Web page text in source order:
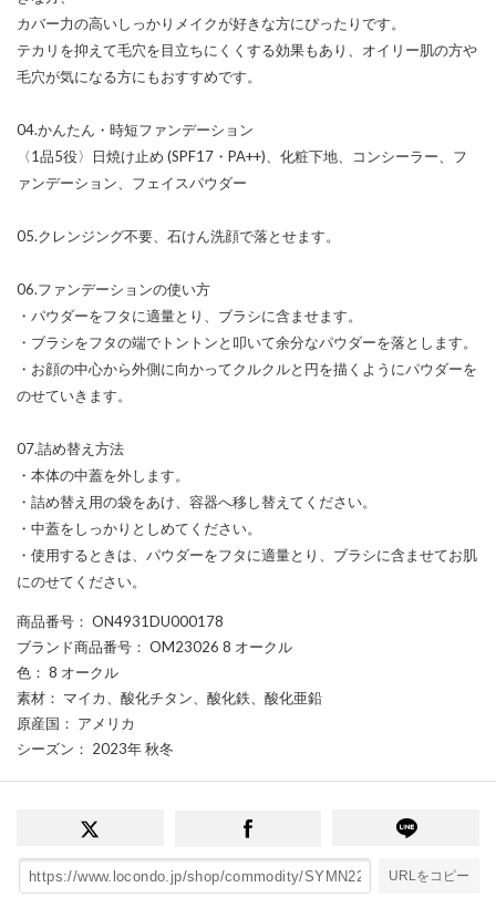
カバー力の高いしっかりメイクが好きな方にぴったりです。
テカリを抑えて毛穴を目立ちにくくする効果もあり、オイリー肌の方や
毛穴が気になる方にもおすすめです。
04.かんたん・時短ファンデーション
〈1品5役〉日焼け止め (SPF17・PA++)、化粧下地、コンシーラー、フ
ァンデーション、フェイスパウダー
05.クレンジング不要、石けん洗顔で落とせます。
06.ファンデーションの使い方
・パウダーをフタに適量とり、ブラシに含ませます。
・ブラシをフタの端でトントンと叩いて余分なパウダーを落とします。
・お顔の中心から外側に向かってクルクルと円を描くようにパウダーを
のせていきます。
07.詰め替え方法
・本体の中蓋を外します。
・詰め替え用の袋をあけ、容器へ移し替えてください。
・中蓋をしっかりとしめてください。
・使用するときは、パウダーをフタに適量とり、ブラシに含ませてお肌
にのせてください。
商品番号 ： ON4931DU000178
ブランド商品番号 ： OM23026 8 オークル
色 ： 8 オークル
素材 ： マイカ、酸化チタン、酸化鉄、酸化亜鉛
原産国 ： アメリカ
シーズン ： 2023年 秋冬
URLをコピー